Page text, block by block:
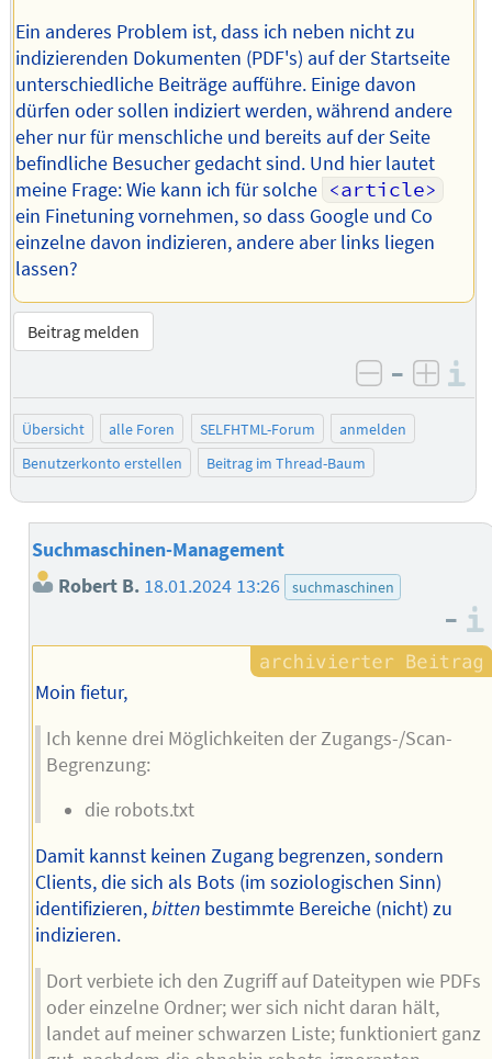
Ein anderes Problem ist, dass ich neben nicht zu
indizierenden Dokumenten (PDF's) auf der Startseite
unterschiedliche Beiträge aufführe. Einige davon
dürfen oder sollen indiziert werden, während andere
eher nur für menschliche und bereits auf der Seite
befindliche Besucher gedacht sind. Und hier lautet
meine Frage: Wie kann ich für solche <article>
ein Finetuning vornehmen, so dass Google und Co
einzelne davon indizieren, andere aber links liegen
lassen?
Beitrag melden
negativ
–
Übersicht alle Foren SELFHTML-Forum
anmelden
Benutzerkonto erstellen
Beitrag im Thread-Baum
Suchmaschinen-Management
Robert B. 18.01.2024 13:26 suchmaschinen
–
Moin fietur,
Ich kenne drei Möglichkeiten der Zugangs-/Scan-
Begrenzung:
die robots.txt
Damit kannst keinen Zugang begrenzen, sondern
Clients, die sich als Bots (im soziologischen Sinn)
identifizieren,bittenbestimmte Bereiche (nicht) zu
indizieren.
Dort verbiete ich den Zugriff auf Dateitypen wie PDFs
oder einzelne Ordner; wer sich nicht daran hält,
landet auf meiner schwarzen Liste; funktioniert ganz